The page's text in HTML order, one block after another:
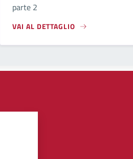
parte 2
VAI AL DETTAGLIO